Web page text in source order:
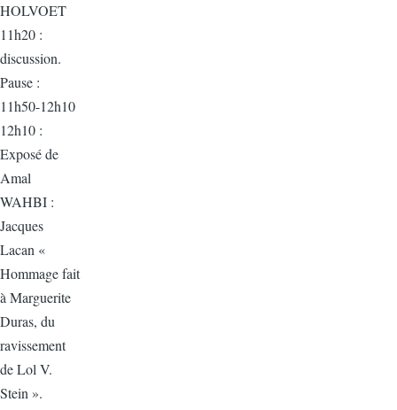
HOLVOET
11h20 :
discussion.
Pause :
11h50-12h10
12h10 :
Exposé de
Amal
WAHBI :
Jacques
Lacan «
Hommage fait
à Marguerite
Duras, du
ravissement
de Lol V.
Stein ».